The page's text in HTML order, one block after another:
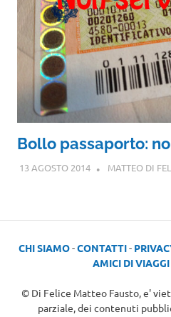
Bollo passaporto:
13 AGOSTO 2014 MATTEO DI
CHI SIAMO-CONTATTI-
AMICI DI
© Di Felice Matteo Fausto, e'
parziale, dei contenuti